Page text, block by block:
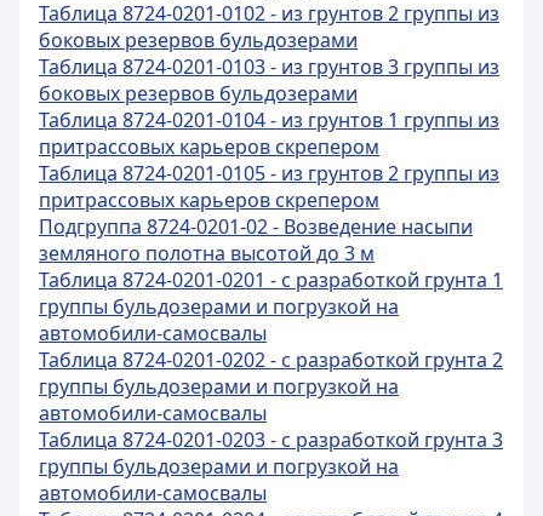
Таблица 8724-0201-0102 - из грунтов 2 группы из
боковых резервов бульдозерами
Таблица 8724-0201-0103 - из грунтов 3 группы из
боковых резервов бульдозерами
Таблица 8724-0201-0104 - из грунтов 1 группы из
притрассовых карьеров скрепером
Таблица 8724-0201-0105 - из грунтов 2 группы из
притрассовых карьеров скрепером
Подгруппа 8724-0201-02 - Возведение насыпи
земляного полотна высотой до 3 м
Таблица 8724-0201-0201 - с разработкой грунта 1
группы бульдозерами и погрузкой на
автомобили-самосвалы
Таблица 8724-0201-0202 - с разработкой грунта 2
группы бульдозерами и погрузкой на
автомобили-самосвалы
Таблица 8724-0201-0203 - с разработкой грунта 3
группы бульдозерами и погрузкой на
автомобили-самосвалы